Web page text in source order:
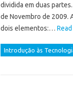
dividida em duas
de Novembro de 2009.
dois elementos:…
Introdução às